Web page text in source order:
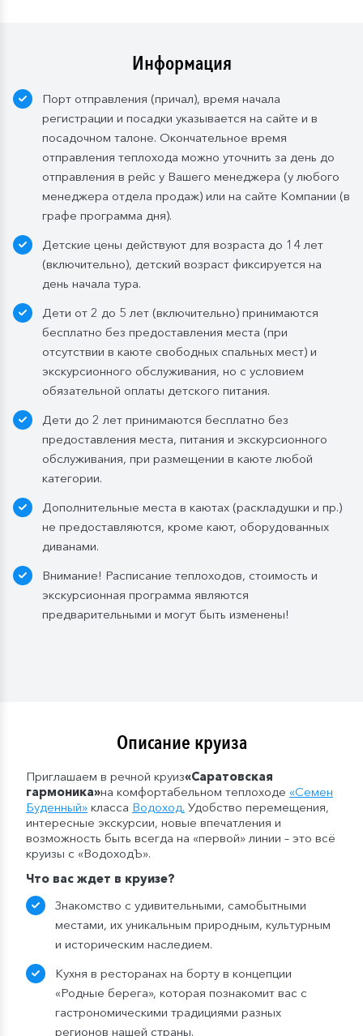
предусмотрен по умолчанию.
элементами шведского стола. Включены напитки
без ограничения: вода, сок, чай, кофе. В рейсах до
4-х дней при ранней высадке в день прибытия
завтрак континентальный;
Обед:
заказная система питания, выбор блюд со 2-
го дня круиза. Включены напитки без ограничения:
вода, чай, кофе, морс;
Ужин:
заказная система питания, выбор блюд со 2-
го дня круиза. Включены напитки без ограничения:
вода, чай, кофе, кисломолочный напиток – 1 стакан
200 мл. по запросу. На выбор: вино красное / белое
/ игристое (1 бокал, 125 мл) / водка (1 рюмка, 50
Бутилированная вода в каюте:
Каюты класса «Люкс»:
ежедневное пополнение —
1 бутылка (0,5 л.) в день;
Стандартные каюты:
день посадки:
— в рейсах до 4 дней включительно: 1 бутылка (0,5
л.) при одноместном размещении, 1 бутылка (1,5 л.)
в 2- и 3-местном размещении;
— в рейсах от 5 дней до 10 дней включительно: 1
бутылка (1,5 л.);
— в рейсах от 16 до 20 дней включительно: 3
бутылки (1,5 л.);
Информация
Порт отправления (причал), время начала
регистрации и посадки указывается на сайте и в
посадочном талоне. Окончательное время
отправления теплохода можно уточнить за день до
отправления в рейс у Вашего менеджера (у любого
менеджера отдела продаж) или на сайте Компании (в
графе программа дня).
Детские цены действуют для возраста до 14 лет
(включительно), детский возраст фиксируется на
день начала тура.
Дети от 2 до 5 лет (включительно) принимаются
бесплатно без предоставления места (при
отсутствии в каюте свободных спальных мест) и
экскурсионного обслуживания, но с условием
обязательной оплаты детского питания.
Дети до 2 лет принимаются бесплатно без
предоставления места, питания и экскурсионного
обслуживания, при размещении в каюте любой
категории.
Дополнительные места в каютах (раскладушки и пр.)
не предоставляются, кроме кают, оборудованных
диванами.
Внимание! Расписание теплоходов, стоимость и
экскурсионная программа являются
предварительными и могут быть изменены!
Описание круиза
Приглашаем в речной круиз«Саратовская
гармоника»на комфортабельном теплоходе «Семен
Буденный» класса Водоход. Удобство перемещения,
интересные экскурсии, новые впечатления и
возможность быть всегда на «первой» линии – это всё
круизы с «ВодоходЪ».
Что вас ждет в круизе?
Знакомство с удивительными, самобытными
местами, их уникальным природным, культурным
и историческим наследием.
Кухня в ресторанах на борту в концепции
«Родные берега», которая познакомит вас с
гастрономическими традициями разных
регионов нашей страны.